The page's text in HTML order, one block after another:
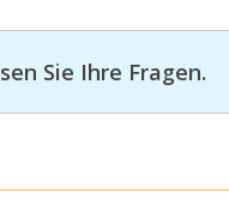
Sie Ihre Fragen.